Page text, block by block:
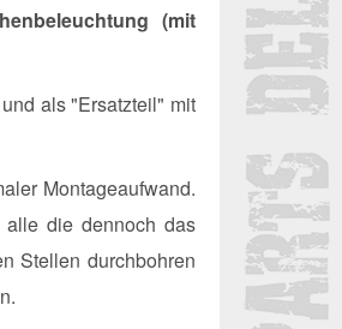
(mit
als "Ersatzteil" mit
Montageaufwand.
alle die dennoch das
Stellen durchbohren